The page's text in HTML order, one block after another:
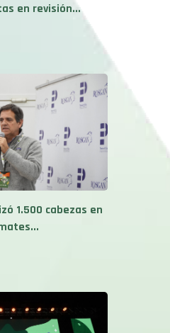
en revisión...
1.500 cabezas en